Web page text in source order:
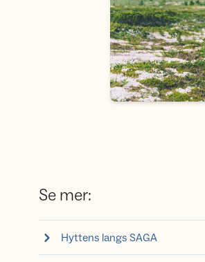
Se mer:
Hyttens langs SAGA